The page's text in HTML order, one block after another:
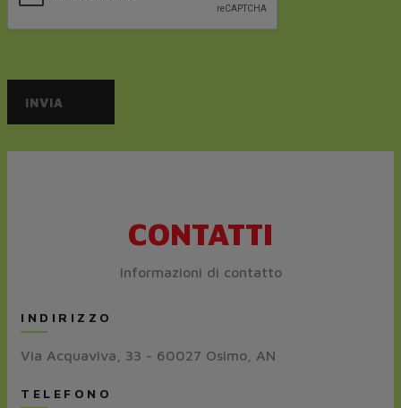
CONTATTI
Informazioni di contatto
INDIRIZZO
Via Acquaviva, 33 - 60027 Osimo, AN
TELEFONO